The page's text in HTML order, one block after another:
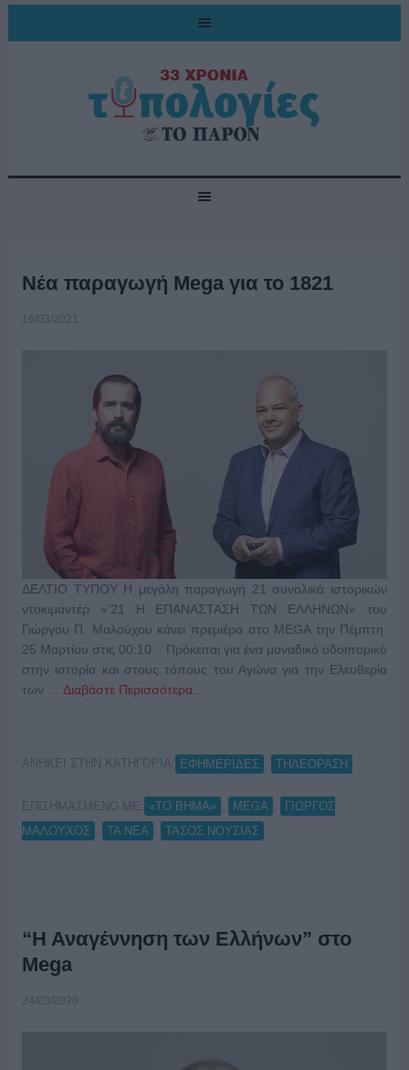
Νέα παραγωγή Mega για το 1821
16/03/2021
ΔΕΛΤΙΟ ΤΥΠΟΥ Η μεγάλη παραγωγή 21 συνολικά ιστορικών
ντοκιμαντέρ «’21 Η ΕΠΑΝΑΣΤΑΣΗ ΤΩΝ ΕΛΛΗΝΩΝ» του
Γιώργου Π. Μαλούχου κάνει πρεμιέρα στο MEGA την Πέμπτη
25 Μαρτίου στις 00:10. Πρόκειται για ένα μοναδικό οδοιπορικό
στην ιστορία και στους τόπους του Αγώνα για την Ελευθερία
των … Διαβάστε Περισσότερα...
ΑΝΗΚΕΙ ΣΤΗΝ ΚΑΤΗΓΟΡΙΑ: ΕΦΗΜΕΡΙΔΕΣ ΤΗΛΕΟΡΑΣΗ
ΕΠΙΣΗΜΑΣΜΕΝΟ ΜΕ: «ΤΟ ΒΗΜΑ» MEGA
ΓΙΩΡΓΟΣ
ΜΑΛΟΥΧΟΣ
ΤΑ ΝΕΑ ΤΑΣΟΣ ΝΟΥΣΙΑΣ
“Η Αναγέννηση των Ελλήνων” στο
Mega
24/03/2020